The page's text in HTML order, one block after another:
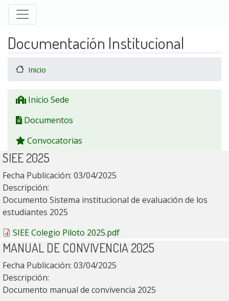
principal
Documentación Institucional
Inicio
Menu Sede A
Inicio Sede
Documentos
Convocatorias
SIEE 2025
Fecha Publicación: 03/04/2025
Descripción:
Documento Sistema institucional de evaluación de los
estudiantes 2025
SIEE Colegio Piloto 2025.pdf
MANUAL DE CONVIVENCIA 2025
Fecha Publicación: 03/04/2025
Descripción:
Documento manual de convivencia 2025